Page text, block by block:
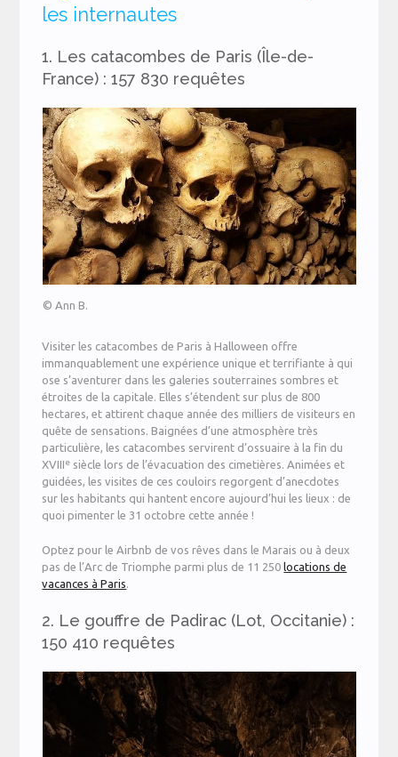
les internautes
1. Les catacombes de Paris (Île-de-
France) : 157 830 requêtes
© Ann B.
Visiter les catacombes de Paris à Halloween offre
immanquablement une expérience unique et terrifiante à qui
ose s’aventurer dans les galeries souterraines sombres et
étroites de la capitale. Elles s’étendent sur plus de 800
hectares, et attirent chaque année des milliers de visiteurs en
quête de sensations. Baignées d’une atmosphère très
particulière, les catacombes servirent d’ossuaire à la fin du
XVIIIe siècle lors de l’évacuation des cimetières. Animées et
guidées, les visites de ces couloirs regorgent d’anecdotes
sur les habitants qui hantent encore aujourd’hui les lieux : de
quoi pimenter le 31 octobre cette année !
Optez pour le Airbnb de vos rêves dans le Marais ou à deux
pas de l’Arc de Triomphe parmi plus de 11 250 locations de
vacances à Paris.
2. Le gouffre de Padirac (Lot, Occitanie) :
150 410 requêtes